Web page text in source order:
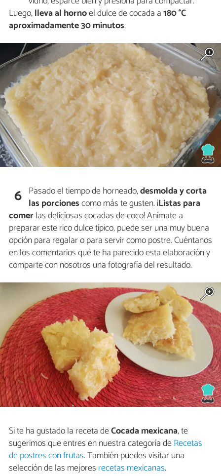
Luego,lleva al hornoel dulce de cocada a180 °C
aproximadamente 30 minutos.
6 Pasado el tiempo de horneado,desmolda y corta
las porcionescomo más te gusten. ¡Listas para
comerlas deliciosas cocadas de coco! Anímate a
preparar este rico dulce típico, puede ser una muy buena
opción para regalar o para servir como postre. Cuéntanos
en los comentarios qué te ha parecido esta elaboración y
comparte con nosotros una fotografía del resultado.
Si te ha gustado la receta deCocada mexicana, te
sugerimos que entres en nuestra categoría deRecetas
de postres con frutas. También puedes visitar una
selección de las mejores recetas mexicanas.